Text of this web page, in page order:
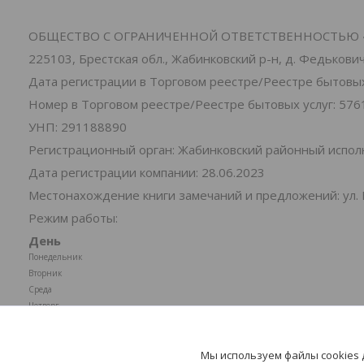
ОБЩЕСТВО С ОГРАНИЧЕННОЙ ОТВЕТСТВЕННОСТЬЮ
225103, Брестская обл., Жабинковский р-н, д.
Дата регистрации в Торговом реестре/Реестре
Номер в Торговом реестре/Реестре бытовых услуг:
УНП: 291188890
Регистрационный орган: Жабинковский районный
Дата регистрации компании: 28.06.2023
Местонахождение книги замечаний и предложений: ул.
Режим работы:
День
Понедельник
Вторник
Среда
Четверг
Мы используем файлы cookies